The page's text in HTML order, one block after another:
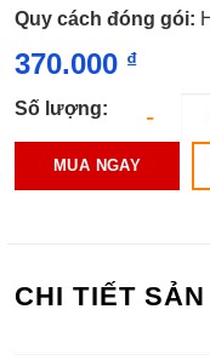
Quy cách đóng gói:
370.000 ₫
Số lượng:
MUA NGAY
CHI TIẾT